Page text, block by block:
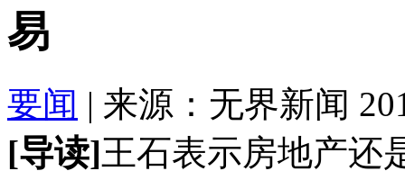
易
要闻 | 来源：无界新闻
[导读]王石表示房地产还